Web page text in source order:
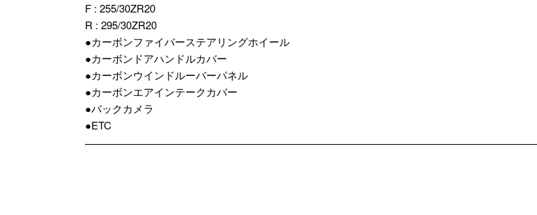
F : 255/30ZR20
R : 295/30ZR20
●カーボンファイバーステアリングホイール
●カーボンドアハンドルカバー
●カーボンウインドルーバーパネル
●カーボンエアインテークカバー
●バックカメラ
●ETC